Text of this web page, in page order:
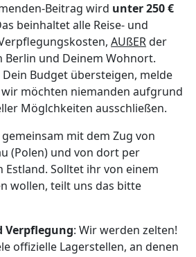
Beitrag wird unter 250 €
beinhaltet alle Reise- und
AUßERder
Berlin und Deinem Wohnort.
Budget übersteigen, melde
möchten niemanden aufgrund
Möglchkeiten ausschließen.
mit dem Zug von
(Polen) und von dort per
Estland. Solltet ihr von einem
wollen, teilt uns das bitte
: Wir werden zelten!
offizielle Lagerstellen, an denen